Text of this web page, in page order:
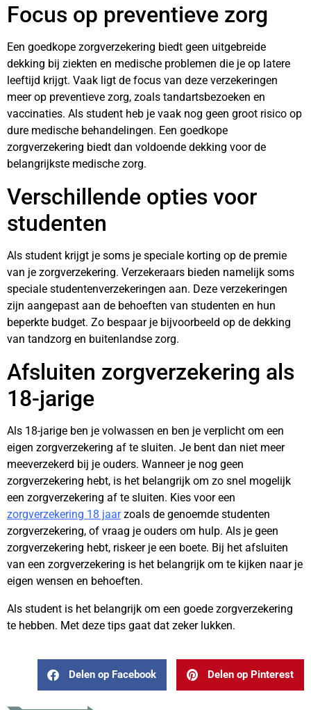
Focus op preventieve zorg
Een goedkope zorgverzekering biedt geen uitgebreide
dekking bij ziekten en medische problemen die je op latere
leeftijd krijgt. Vaak ligt de focus van deze verzekeringen
meer op preventieve zorg, zoals tandartsbezoeken en
vaccinaties. Als student heb je vaak nog geen groot risico op
dure medische behandelingen. Een goedkope
zorgverzekering biedt dan voldoende dekking voor de
belangrijkste medische zorg.
Verschillende opties voor
studenten
Als student krijgt je soms je speciale korting op de premie
van je zorgverzekering. Verzekeraars bieden namelijk soms
speciale studentenverzekeringen aan. Deze verzekeringen
zijn aangepast aan de behoeften van studenten en hun
beperkte budget. Zo bespaar je bijvoorbeeld op de dekking
van tandzorg en buitenlandse zorg.
Afsluiten zorgverzekering als
18-jarige
Als 18-jarige ben je volwassen en ben je verplicht om een
eigen zorgverzekering af te sluiten. Je bent dan niet meer
meeverzekerd bij je ouders. Wanneer je nog geen
zorgverzekering hebt, is het belangrijk om zo snel mogelijk
een zorgverzekering af te sluiten. Kies voor een
zorgverzekering 18 jaarzoals de genoemde studenten
zorgverzekering, of vraag je ouders om hulp. Als je geen
zorgverzekering hebt, riskeer je een boete. Bij het afsluiten
van een zorgverzekering is het belangrijk om te kijken naar je
eigen wensen en behoeften.
Als student is het belangrijk om een goede zorgverzekering
te hebben. Met deze tips gaat dat zeker lukken.
Delen op Facebook Delen op Pinterest